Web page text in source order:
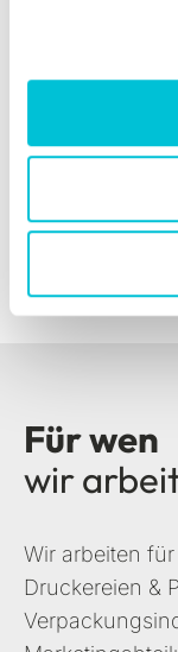
Mehr
Über 33
Höchste
Erfahrung
Für wen
wir
Wir arbeiten
Druckereien &